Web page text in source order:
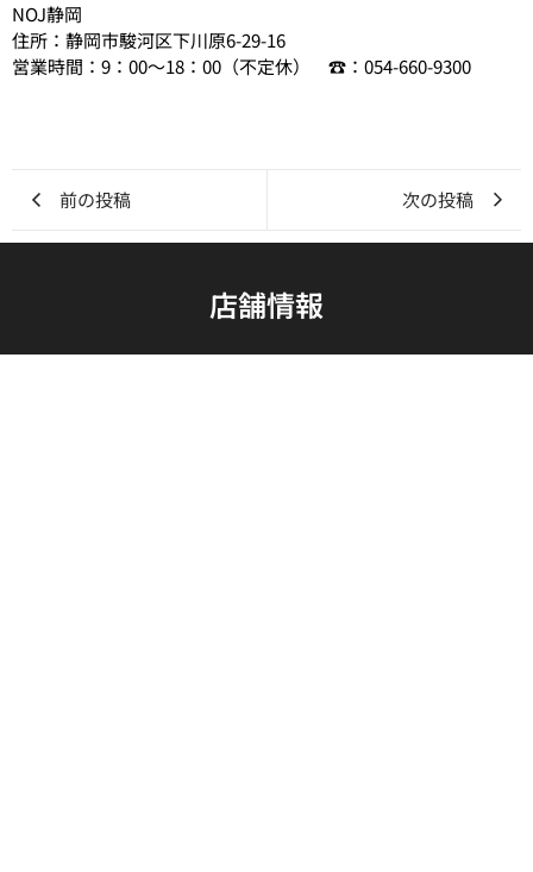
NOJ静岡
住所：静岡市駿河区下川原6-29-16
営業時間：9：00～18：00（不定休） ☎：054-660-9300
前の投稿 次の投稿
店舗情報